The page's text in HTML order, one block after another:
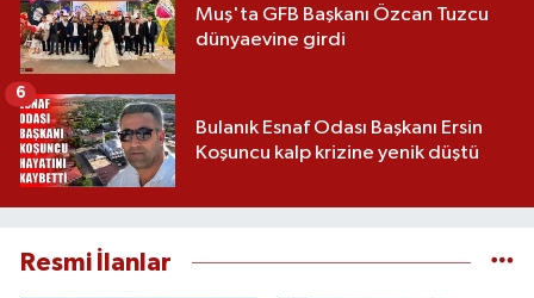
Muş'ta GFB Başkanı Özcan Tuzcu
dünyaevine girdi
Bulanık Esnaf Odası Başkanı Ersin
Koşuncu kalp krizine yenik düştü
6
Resmi İlanlar